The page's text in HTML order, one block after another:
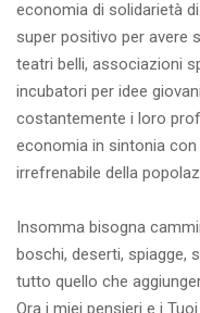
economia di solidarietà
super positivo per avere
teatri belli, associazioni
incubatori per idee
costantemente i loro
economia in sintonia con
irrefrenabile della
Insomma bisogna
boschi, deserti, spiagge,
tutto quello che
Ora i miei pensieri e i